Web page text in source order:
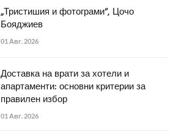
„Тристишия и фотограми“, Цочо
Бояджиев
01 Авг. 2026
Доставка на врати за хотели и
апартаменти: основни критерии за
правилен избор
01 Авг. 2026